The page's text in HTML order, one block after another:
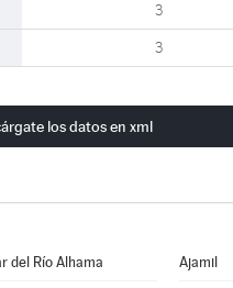
3
3
los datos en xml
del Río Alhama Ajamil